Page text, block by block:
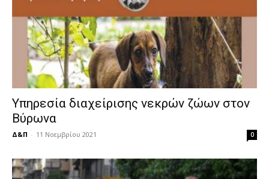
Υπηρεσία διαχείρισης νεκρών ζώων στον
Βύρωνα
Δ&Π - 11 Νοεμβρίου 2021 0